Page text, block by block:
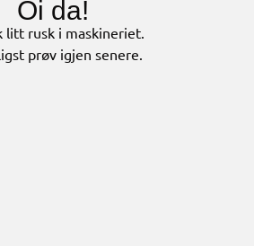
Oi da!
litt rusk i maskineriet.
prøv igjen senere.